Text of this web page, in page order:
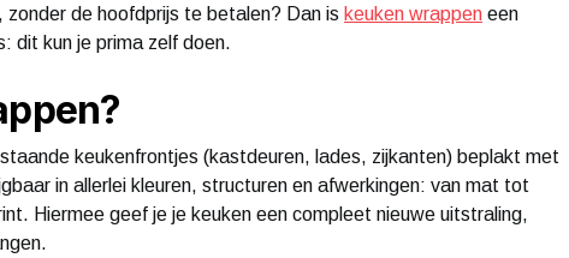
zonder de hoofdprijs te betalen? Dan is keuken wrappen een
dit kun je prima zelf doen.
keukenfrontjes (kastdeuren, lades, zijkanten) beplakt met
in allerlei kleuren, structuren en afwerkingen: van mat tot
Hiermee geef je je keuken een compleet nieuwe uitstraling,